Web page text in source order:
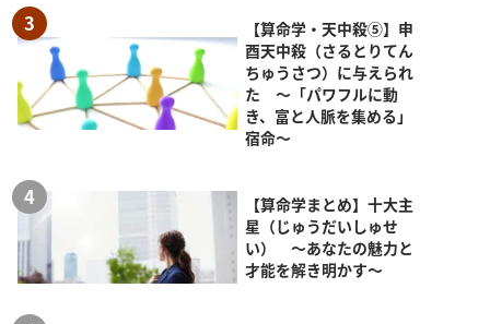
【算命学・天中殺⑤】申
酉天中殺（さるとりてん
ちゅうさつ）に与えられ
た ～「パワフルに動
き、富と人脈を集める」
宿命～
【算命学まとめ】十大主
星（じゅうだいしゅせ
い） ～あなたの魅力と
才能を解き明かす～